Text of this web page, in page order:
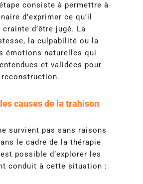
consiste à permettre à
d’exprimer ce qu’il
d’être jugé. La
la culpabilité ou la
émotions naturelles qui
et validées pour
causes de la trahison
survient pas sans raisons
le cadre de la thérapie
possible d’explorer les
conduit à cette situation :